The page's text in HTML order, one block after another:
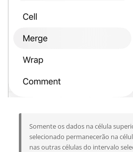
Somente os dados na célula
selecionado permanecerão na
nas outras células do intervalo